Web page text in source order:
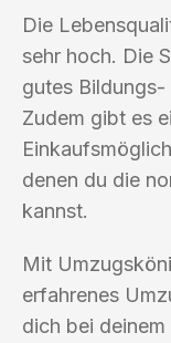
Die
sehr hoch. Die
gutes Bildungs-
Zudem gibt es
denen du die
kannst.
Mit
erfahrenes
dich bei